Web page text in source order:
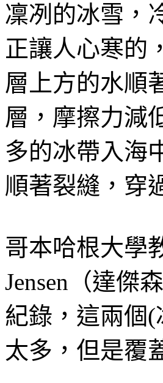
凜冽的冰雪，
正讓人心寒的
層上方的水順
層，摩擦力減
多的冰帶入海
順著裂縫，穿
哥本哈根大學
Jensen（達傑
紀錄，這兩個
太多，但是覆